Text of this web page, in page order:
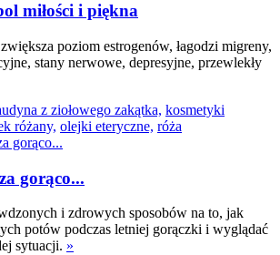
miłości i piękna
poziom estrogenów, łagodzi migreny,
stany nerwowe, depresyjne, przewlekły
z ziołowego zakątka, kosmetyki
różany, olejki eteryczne, róża
gorąco...
i zdrowych sposobów na to, jak
potów podczas letniej gorączki i wyglądać
sytuacji. »